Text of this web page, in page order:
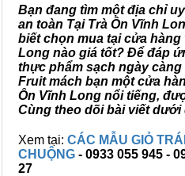
Bạn đang tìm một địa chỉ
an toàn Tại Trà Ôn Vĩnh
biết chọn mua tại cửa hàng
Long nào giá tốt? Để đáp
thực phẩm sạch ngày càng
Fruit mách bạn một cửa
Ôn Vĩnh Long nổi tiếng,
Cùng theo dõi bài viết dưới
Xem tại: CÁC MẪU GIỎ
CHUỘNG - 0933 055 945 -
27